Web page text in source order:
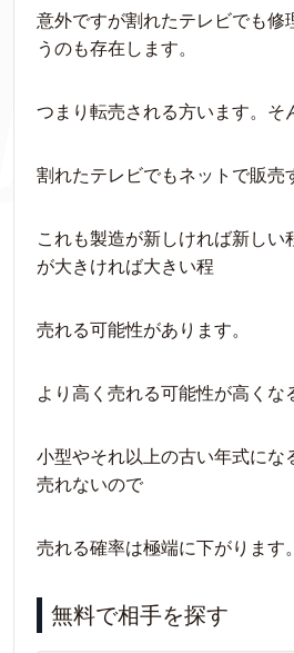
意外ですが割れたテレビでも修
うのも存在します。
つまり転売される方います。そ
割れたテレビでもネットで販売
これも製造が新しければ新しい
が大きければ大きい程
売れる可能性があります。
より高く売れる可能性が高くな
小型やそれ以上の古い年式にな
売れないので
売れる確率は極端に下がります。
無料で相手を探す